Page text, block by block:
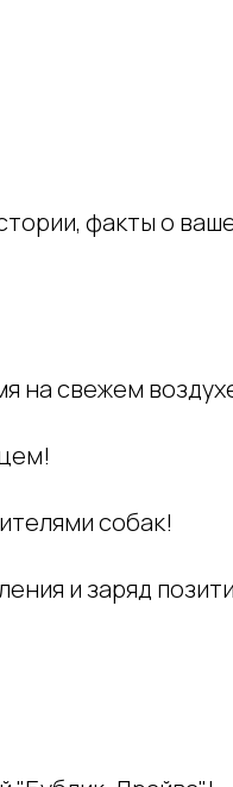
факты о
на свежем
собак!
и заряд